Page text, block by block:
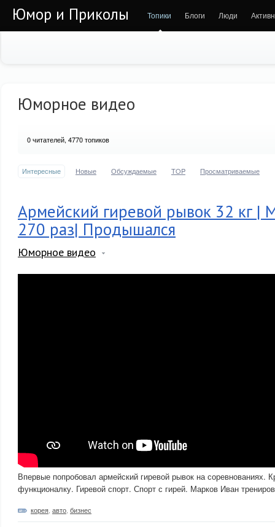
Юмор и Приколы Топики Блоги Люди
Юморное видео
0читателей, 4770 топиков
Интересные Новые Обсуждаемые TOP Просматриваемые
Армейский гиревой рывок 32 кг |
270 раз| Продышался
Юморное видео
Впервые попробовал армейский гиревой рывок на соревнованиях.
функционалку. Гиревой спорт. Спорт с гирей. Марков Иван
корея авто бизнес